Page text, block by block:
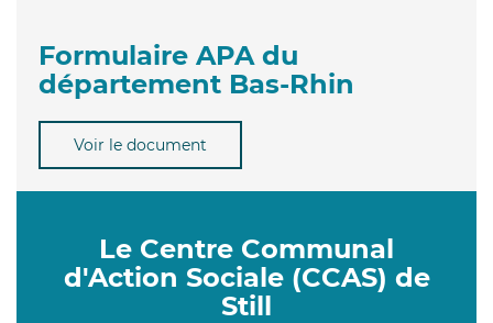
Formulaire APA du
département Bas-Rhin
Voir le document
Le Centre Communal
d'Action Sociale (CCAS) de
Still